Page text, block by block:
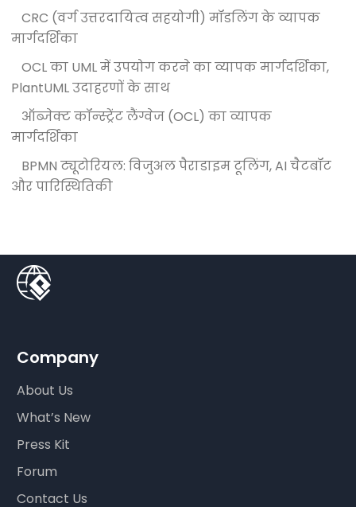
CRC (वर्ग उत्तरदायित्व सहयोगी) मॉडलिंग के व्यापक
मार्गदर्शिका
OCL का UML में उपयोग करने का व्यापक मार्गदर्शिका,
PlantUML उदाहरणों के साथ
ऑब्जेक्ट कॉन्स्ट्रेंट लैंग्वेज (OCL) का व्यापक
मार्गदर्शिका
BPMN ट्यूटोरियल: विजुअल पैराडाइम टूलिंग, AI चैटबॉट
और पारिस्थितिकी
Company
About Us
What’s New
Press Kit
Forum
Contact Us